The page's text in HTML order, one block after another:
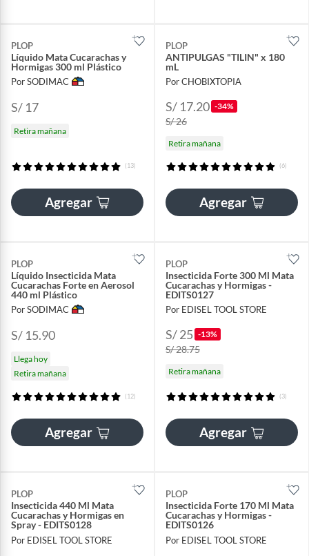
PLOP
Líquido Mata Cucarachas y
Hormigas 300 ml Plástico
Por SODIMAC
S/ 17
Retira mañana
(13)
Agregar
PLOP
ANTIPULGAS "TILIN" x 180
mL
Por CHOBIXTOPIA
S/ 17.20 -34%
S/ 26
Retira mañana
(6)
Agregar
PLOP
Líquido Insecticida Mata
Cucarachas Forte en Aerosol
440 ml Plástico
Por SODIMAC
S/ 15.90
Llega hoy
Retira mañana
(12)
Agregar
PLOP
Insecticida Forte 300 Ml Mata
Cucarachas y Hormigas -
EDITS0127
Por EDISEL TOOL STORE
S/ 25 -13%
S/ 28.75
Retira mañana
(3)
Agregar
PLOP
Insecticida 440 Ml Mata
Cucarachas y Hormigas en
Spray - EDITS0128
Por EDISEL TOOL STORE
PLOP
Insecticida Forte 170 Ml Mata
Cucarachas y Hormigas -
EDITS0126
Por EDISEL TOOL STORE